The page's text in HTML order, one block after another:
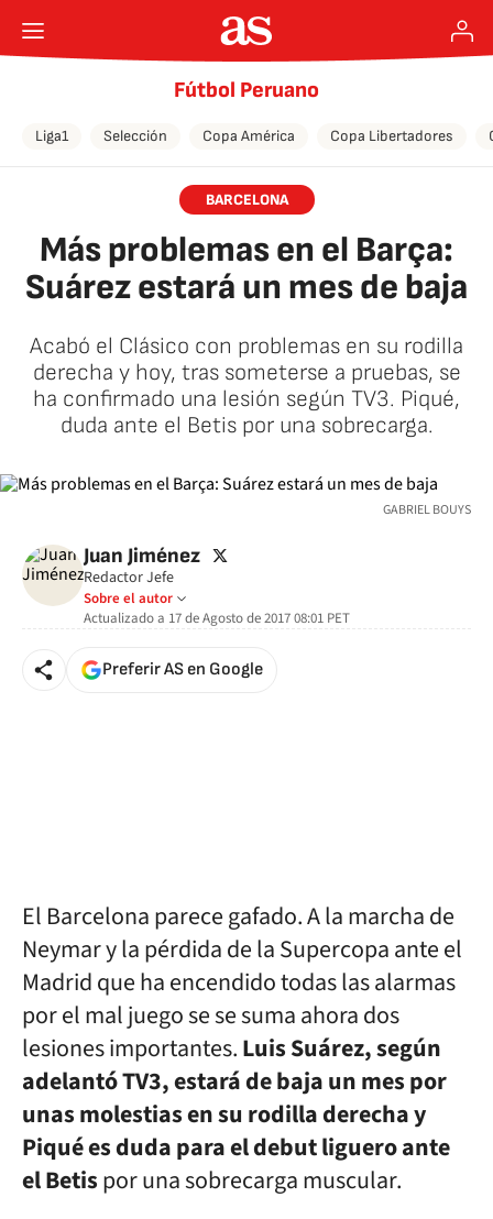
Fútbol Peruano
Liga1 Selección Copa América Copa Libertadores
BARCELONA
Más problemas en el Barça:
Suárez estará un mes de baja
Acabó el Clásico con problemas en su rodilla
derecha y hoy, tras someterse a pruebas, se
ha confirmado una lesión según TV3. Piqué,
duda ante el Betis por una sobrecarga.
GABRIEL BOUYS
Juan Jiménez twitter
Redactor Jefe
Sobre el autor
Actualizado a 17 de Agosto de 2017 08:01 PET
Preferir AS en Google
El Barcelona parece gafado. A la marcha de
Neymar y la pérdida de la Supercopa ante el
Madrid que ha encendido todas las alarmas
por el mal juego se se suma ahora dos
lesiones importantes.Luis Suárez, según
adelantó TV3, estará de baja un mes por
unas molestias en su rodilla derecha y
Piqué es duda para el debut liguero ante
el Betispor una sobrecarga muscular.